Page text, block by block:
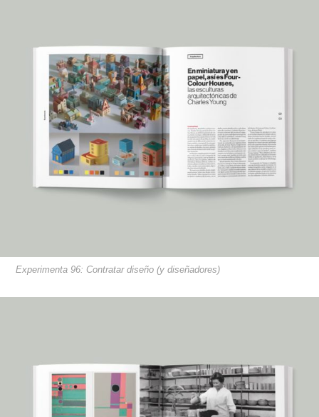
Experimenta 96: Contratar diseño (y diseñadores)